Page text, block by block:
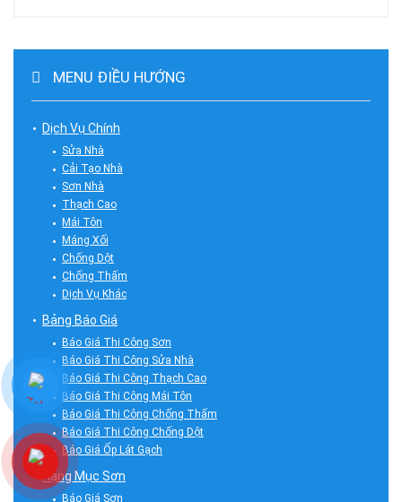
MENU ĐIỀU HƯỚNG
Dịch Vụ Chính
Sửa Nhà
Cải Tạo Nhà
Sơn Nhà
Thạch Cao
Mái Tôn
Máng Xối
Chống Dột
Chống Thấm
Dịch Vụ Khác
Bảng Báo Giá
Báo Giá Thi Công Sơn
Báo Giá Thi Công Sửa Nhà
Báo Giá Thi Công Thạch Cao
Báo Giá Thi Công Mái Tôn
Báo Giá Thi Công Chống Thấm
Báo Giá Thi Công Chống Dột
Báo Giá Ốp Lát Gạch
Hạng Mục Sơn
Báo Giá Sơn